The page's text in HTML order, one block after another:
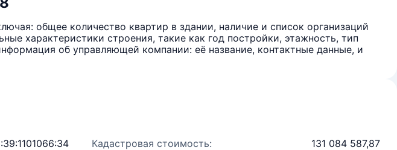
общее количество квартир в здании, наличие и список организаций
характеристики строения, такие как год постройки, этажность, тип
об управляющей компании: её название, контактные данные, и
Кадастровая стоимость: 131 084 587,87